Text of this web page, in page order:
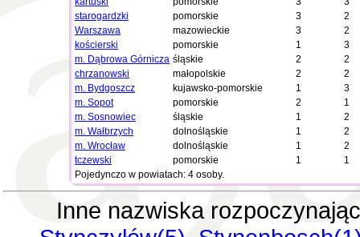
starogardzki
pomorskie 3
2
Warszawa
mazowieckie 3
2
kościerski
pomorskie 1
3
m. Dąbrowa Górnicza śląskie 2
2
chrzanowski
małopolskie 2
2
m. Bydgoszcz
kujawsko-pomorskie 1
3
m. Sopot
pomorskie 2
1
m. Sosnowiec
śląskie 1
2
m. Wałbrzych
dolnośląskie 1
2
m. Wrocław
dolnośląskie 1
2
tczewski
pomorskie 1
1
Pojedynczo w powiatach: 4 osoby.
Inne nazwiska